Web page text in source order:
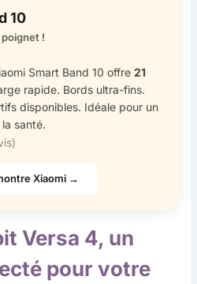
10
!
Smart Band 10 offre21
rapide. Bords ultra-fins.
disponibles. Idéale pour un
santé.
Xiaomi →
Versa 4, un
pour votre